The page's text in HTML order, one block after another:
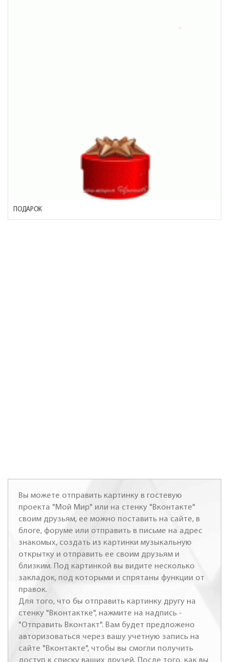
ПОДАРОК
Вы можете отправить картинку в гостевую
проекта "Мой Мир" или на стенку "Вконтакте"
своим друзьям, ее можно поставить на сайте, в
блоге, форуме или отправить в письме на адрес
знакомых, создать из картинки музыкальную
открытку и отправить ее своим друзьям и
близким. Под картинкой вы видите несколько
закладок, под которыми и спрятаны функции от
правок.
Для того, что бы отправить картинку другу на
стенку "Вконтактке", нажмите на надпись -
"Отправить Вконтакт". Вам будет предложено
авторизоваться через вашу учетную запись на
сайте "Вконтакте", чтобы вы смогли получить
доступ к списку ваших друзей. После того, как вы